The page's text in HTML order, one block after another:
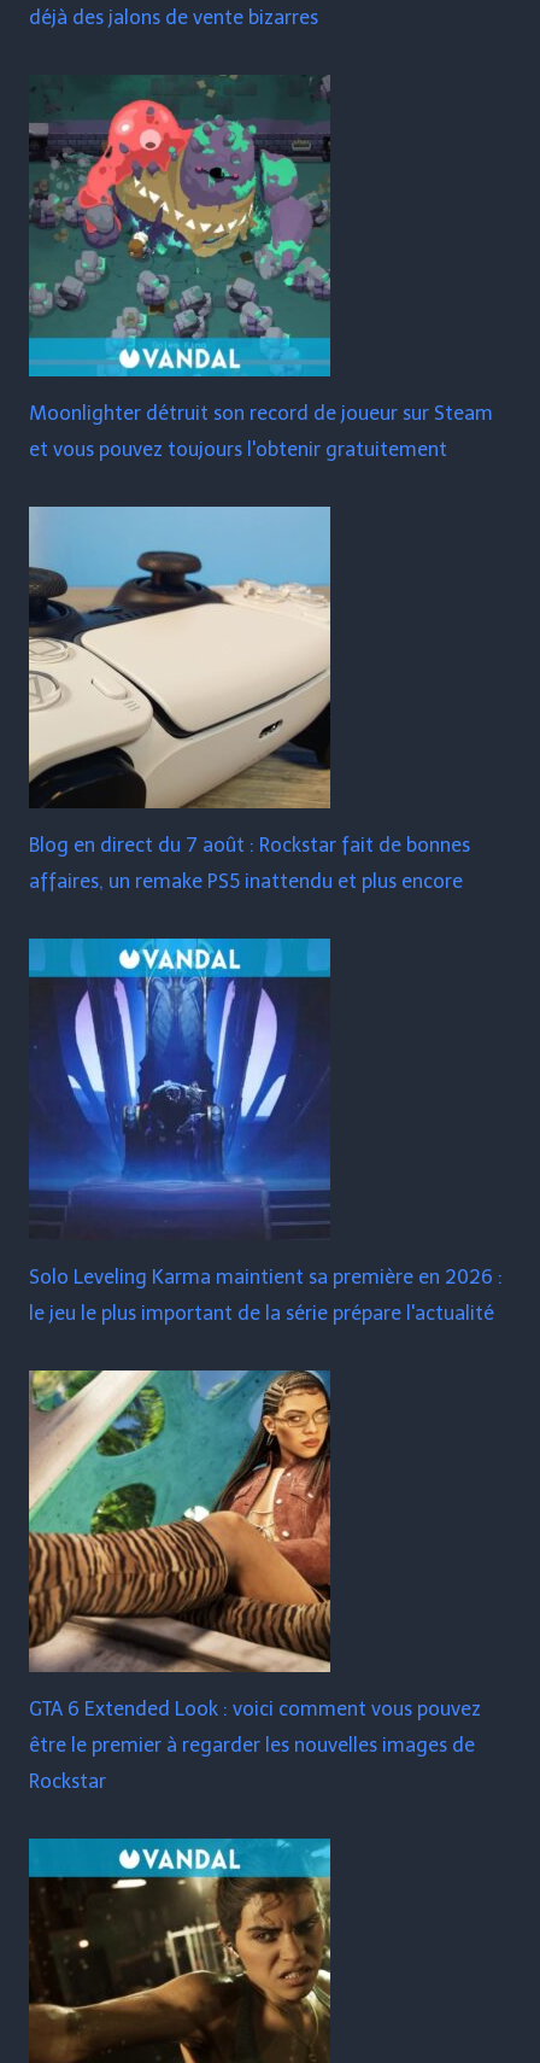
déjà des jalons de vente bizarres
Moonlighter détruit son record de joueur sur Steam
et vous pouvez toujours l'obtenir gratuitement
Blog en direct du 7 août : Rockstar fait de bonnes
affaires, un remake PS5 inattendu et plus encore
Solo Leveling Karma maintient sa première en 2026 :
le jeu le plus important de la série prépare l'actualité
GTA 6 Extended Look : voici comment vous pouvez
être le premier à regarder les nouvelles images de
Rockstar